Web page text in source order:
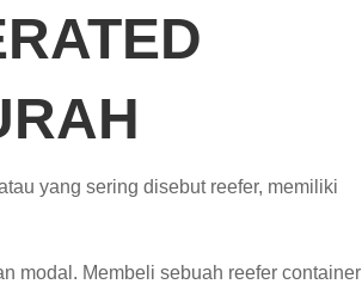
yang sering disebut reefer, memiliki
modal. Membeli sebuah reefer container